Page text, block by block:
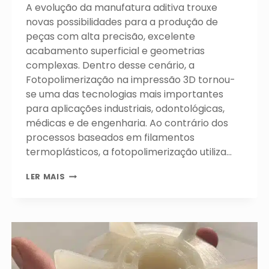
A evolução da manufatura aditiva trouxe
novas possibilidades para a produção de
peças com alta precisão, excelente
acabamento superficial e geometrias
complexas. Dentro desse cenário, a
Fotopolimerização na impressão 3D tornou-
se uma das tecnologias mais importantes
para aplicações industriais, odontológicas,
médicas e de engenharia. Ao contrário dos
processos baseados em filamentos
termoplásticos, a fotopolimerização utiliza…
LER MAIS FOTOPOLIMERIZAÇÃO
PRECISÃO,
DESEMPENHO
CONFIABILIDADE